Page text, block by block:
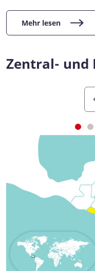
Mehr lesen
Zentral- und